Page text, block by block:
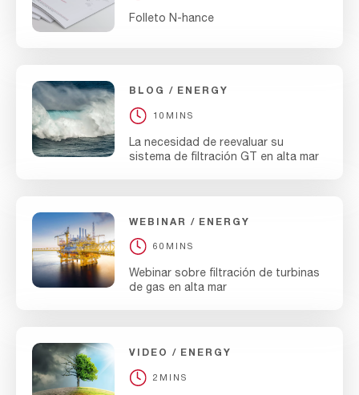
Folleto N-hance
BLOG ENERGY
10MINS
La necesidad de reevaluar su
sistema de filtración GT en alta mar
WEBINAR ENERGY
60MINS
Webinar sobre filtración de turbinas
de gas en alta mar
VIDEO ENERGY
2MINS